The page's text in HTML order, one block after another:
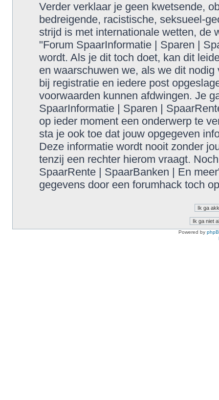
Verder verklaar je geen kwetsende,
bedreigende, racistische, seksueel-
strijd is met internationale wetten, de
"Forum SpaarInformatie | Sparen |
wordt. Als je dit toch doet, kan dit
en waarschuwen we, als we dit
bij registratie en iedere post
voorwaarden kunnen afdwingen. Je
SpaarInformatie | Sparen |
op ieder moment een onderwerp te
sta je ook toe dat jouw opgegeven
Deze informatie wordt nooit zonder
tenzij een rechter hierom vraagt.
SpaarRente | SpaarBanken | En
gegevens door een forumhack toch
Powered by